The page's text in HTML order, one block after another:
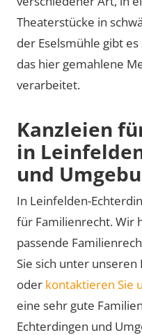
Theaterstücke in
der Eselsmühle gibt
das hier gemahlene
verarbeitet.
Kanzleien
in
und
In Leinfelden-
für Familienrecht. Wir
passende
Sie sich unter unseren
oder kontaktieren Sie
eine sehr gute
Echterdingen und